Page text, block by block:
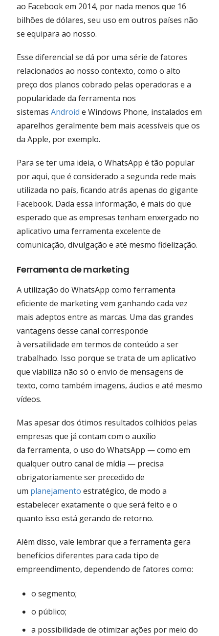
ao Facebook em 2014, por nada menos que 16
bilhões de dólares, seu uso em outros países não
se equipara ao nosso.
Esse diferencial se dá por uma série de fatores
relacionados ao nosso contexto, como o alto
preço dos planos cobrado pelas operadoras e a
popularidade da ferramenta nos
sistemas Android e Windows Phone, instalados em
aparelhos geralmente bem mais acessíveis que os
da Apple, por exemplo.
Para se ter uma ideia, o WhatsApp é tão popular
por aqui, que é considerado a segunda rede mais
utilizada no país, ficando atrás apenas do gigante
Facebook. Dada essa informação, é mais do que
esperado que as empresas tenham enxergado no
aplicativo uma ferramenta excelente de
comunicação, divulgação e até mesmo fidelização.
Ferramenta de marketing
A utilização do WhatsApp como ferramenta
eficiente de marketing vem ganhando cada vez
mais adeptos entre as marcas. Uma das grandes
vantagens desse canal corresponde
à versatilidade em termos de conteúdo a ser
trabalhado. Isso porque se trata de um aplicativo
que viabiliza não só o envio de mensagens de
texto, como também imagens, áudios e até mesmo
vídeos.
Mas apesar dos ótimos resultados colhidos pelas
empresas que já contam com o auxílio
da ferramenta, o uso do WhatsApp — como em
qualquer outro canal de mídia — precisa
obrigatoriamente ser precedido de
um planejamento estratégico, de modo a
estabelecer exatamente o que será feito e o
quanto isso está gerando de retorno.
Além disso, vale lembrar que a ferramenta gera
benefícios diferentes para cada tipo de
empreendimento, dependendo de fatores como:
o segmento;
o público;
a possibilidade de otimizar ações por meio do